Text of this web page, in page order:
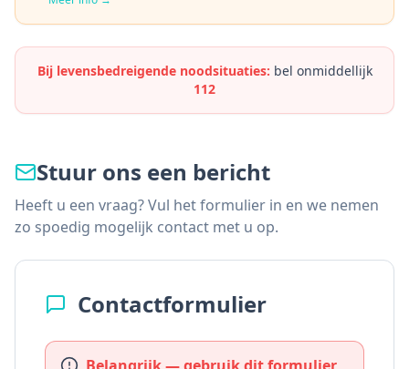
Bij levensbedreigende noodsituaties: bel onmiddellijk
112
Stuur ons een bericht
Heeft u een vraag? Vul het formulier in en we nemen
zo spoedig mogelijk contact met u op.
Contactformulier